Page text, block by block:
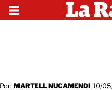
Por: MARTELL NUCAMENDI 10/